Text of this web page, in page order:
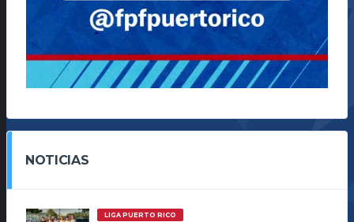
NOTICIAS
LIGA PUERTO RICO